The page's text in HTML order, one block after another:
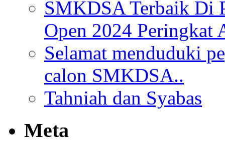
SMKDSA Terbaik Di
Open 2024 Peringkat
Selamat menduduki
calon SMKDSA..
Tahniah dan Syabas
Meta